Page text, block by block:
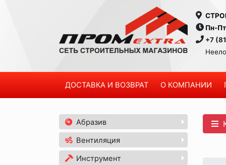
Пн-
+7
ДОСТАВКА И ВОЗВРАТ О КОМПАНИИ
Абразив
Вентиляция
Инструмент